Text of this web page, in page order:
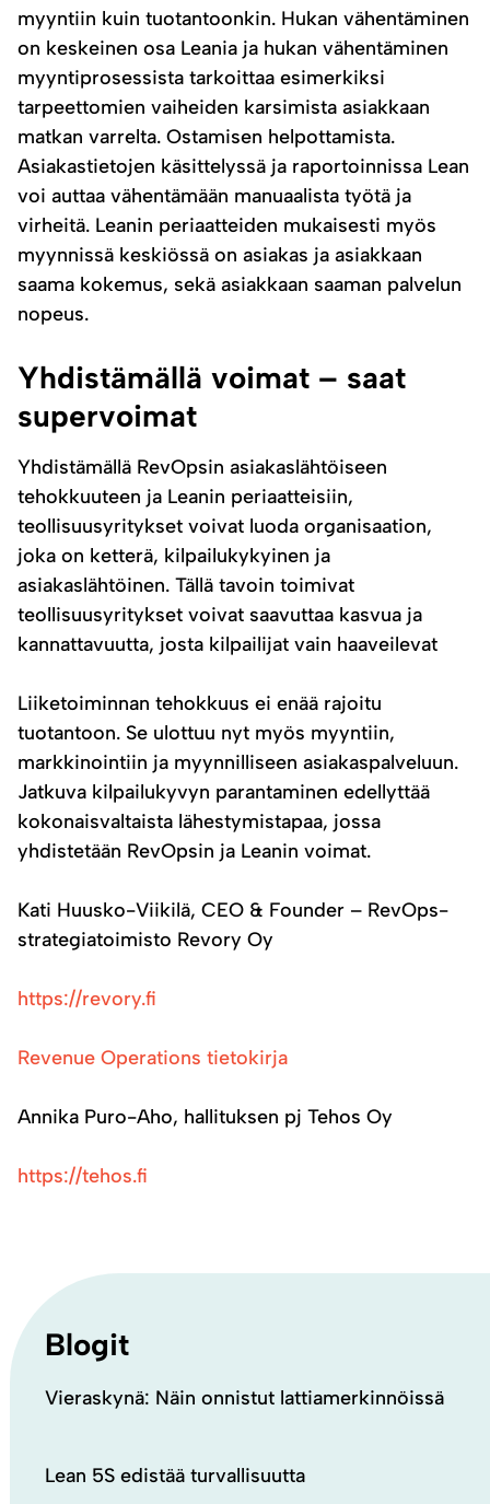
myyntiin kuin tuotantoonkin. Hukan vähentäminen
on keskeinen osa Leania ja hukan vähentäminen
myyntiprosessista tarkoittaa esimerkiksi
tarpeettomien vaiheiden karsimista asiakkaan
matkan varrelta. Ostamisen helpottamista.
Asiakastietojen käsittelyssä ja raportoinnissa Lean
voi auttaa vähentämään manuaalista työtä ja
virheitä. Leanin periaatteiden mukaisesti myös
myynnissä keskiössä on asiakas ja asiakkaan
saama kokemus, sekä asiakkaan saaman palvelun
nopeus.
Yhdistämällä voimat – saat
supervoimat
Yhdistämällä RevOpsin asiakaslähtöiseen
tehokkuuteen ja Leanin periaatteisiin,
teollisuusyritykset voivat luoda organisaation,
joka on ketterä, kilpailukykyinen ja
asiakaslähtöinen. Tällä tavoin toimivat
teollisuusyritykset voivat saavuttaa kasvua ja
kannattavuutta, josta kilpailijat vain haaveilevat
Liiketoiminnan tehokkuus ei enää rajoitu
tuotantoon. Se ulottuu nyt myös myyntiin,
markkinointiin ja myynnilliseen asiakaspalveluun.
Jatkuva kilpailukyvyn parantaminen edellyttää
kokonaisvaltaista lähestymistapaa, jossa
yhdistetään RevOpsin ja Leanin voimat.
Kati Huusko-Viikilä, CEO & Founder – RevOps-
strategiatoimisto Revory Oy
https://revory.fi
Revenue Operations tietokirja
Annika Puro-Aho, hallituksen pj Tehos Oy
https://tehos.fi
Blogit
Vieraskynä: Näin onnistut lattiamerkinnöissä
Lean 5S edistää turvallisuutta